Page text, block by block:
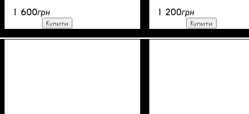
1 600грн
Купити
1 200грн
Купити